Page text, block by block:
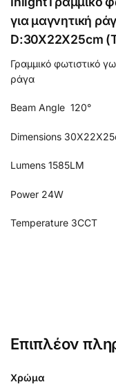
για μαγνητική
D:30X22X25cm
Γραμμικό φωτιστικό
ράγα
Beam Angle 120°
Dimensions
Lumens 1585LM
Power 24W
Temperature 3CCT
Επιπλέον
Χρώμα